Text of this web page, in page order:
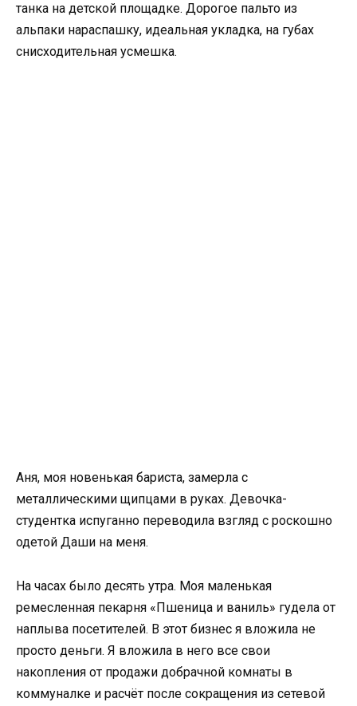
танка на детской площадке. Дорогое пальто из
альпаки нараспашку, идеальная укладка, на губах
снисходительная усмешка.
Аня, моя новенькая бариста, замерла с
металлическими щипцами в руках. Девочка-
студентка испуганно переводила взгляд с роскошно
одетой Даши на меня.
На часах было десять утра. Моя маленькая
ремесленная пекарня «Пшеница и ваниль» гудела от
наплыва посетителей. В этот бизнес я вложила не
просто деньги. Я вложила в него все свои
накопления от продажи добрачной комнаты в
коммуналке и расчёт после сокращения из сетевой